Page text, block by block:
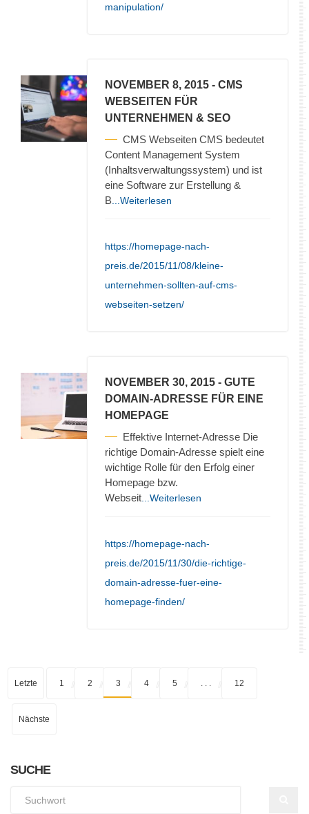
manipulation/
NOVEMBER 8, 2015 - CMS
WEBSEITEN FÜR
UNTERNEHMEN & SEO
CMS Webseiten CMS bedeutet
Content Management System
(Inhaltsverwaltungssystem) und ist
eine Software zur Erstellung &
B ...Weiterlesen
https://homepage-nach-
preis.de/2015/11/08/kleine-
unternehmen-sollten-auf-cms-
webseiten-setzen/
NOVEMBER 30, 2015 - GUTE
DOMAIN-ADRESSE FÜR EINE
HOMEPAGE
Effektive Internet-Adresse Die
richtige Domain-Adresse spielt eine
wichtige Rolle für den Erfolg einer
Homepage bzw.
Webseit ...Weiterlesen
https://homepage-nach-
preis.de/2015/11/30/die-richtige-
domain-adresse-fuer-eine-
homepage-finden/
Letzte 1 2 3 4 5 12
Nächste
SUCHE